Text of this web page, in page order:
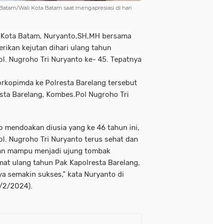
Wali Kota Batam saat mengapresiasi di hari
Kota Batam, Nuryanto,SH,MH bersama
kejutan dihari ulang tahun
Nugroho Tri Nuryanto ke- 45. Tepatnya
ke Polresta Barelang tersebut
Barelang, Kombes.Pol Nugroho Tri
mendoakan diusia yang ke 46 tahun ini,
Nugroho Tri Nuryanto terus sehat dan
mampu menjadi ujung tombak
ulang tahun Pak Kapolresta Barelang,
semakin sukses,” kata Nuryanto di
2/2024).